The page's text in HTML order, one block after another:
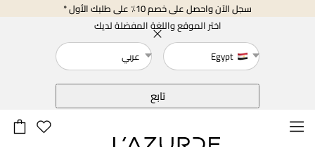
سجل الآن واحصل على خصم 10٪ على طلبك الأول *
اختر الموقع واللغة المفضلة لديك
Egypt
عربي
تابع